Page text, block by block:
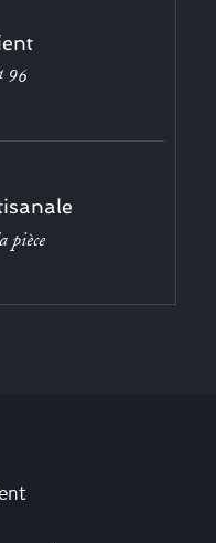
96
pièce